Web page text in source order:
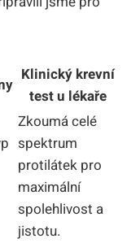
Klinický krevní
test u lékaře
Zkoumá celé
spektrum
protilátek pro
maximální
spolehlivost a
jistotu.